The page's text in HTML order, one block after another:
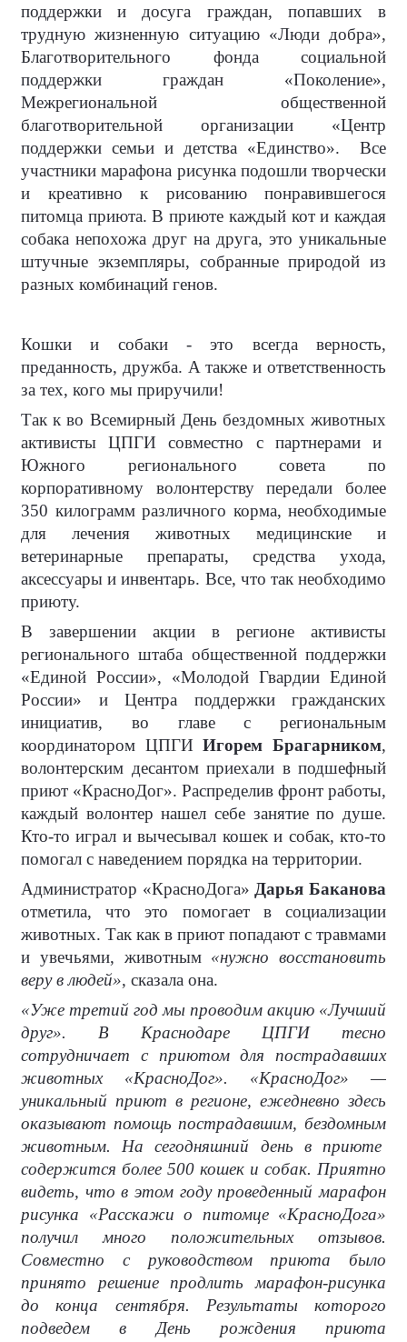
поддержки и досуга граждан, попавших в
трудную жизненную ситуацию «Люди добра»,
Благотворительного фонда социальной
поддержки граждан «Поколение»,
Межрегиональной общественной
благотворительной организации «Центр
поддержки семьи и детства «Единство».
Все
участники марафона рисунка подошли творчески
и креативно к рисованию понравившегося
питомца приюта. В приюте каждый кот и каждая
собака непохожа друг на друга, это уникальные
штучные экземпляры, собранные природой из
разных комбинаций генов.
Кошки и собаки - это всегда верность,
преданность, дружба. А также и ответственность
за тех, кого мы приручили!
Так к во Всемирный День бездомных животных
активисты ЦПГИ совместно с партнерами и
Южного регионального совета по
корпоративному волонтерству передали более
350 килограмм различного корма, необходимые
для лечения животных медицинские и
ветеринарные препараты, средства ухода,
аксессуары и инвентарь. Все, что так необходимо
приюту.
В завершении акции в регионе активисты
регионального штаба общественной поддержки
«Единой России», «Молодой Гвардии Единой
России» и Центра поддержки гражданских
инициатив, во главе с региональным
координатором ЦПГИИгорем Брагарником,
волонтерским десантом приехали в подшефный
приют «КрасноДог». Распределив фронт работы,
каждый волонтер нашел себе занятие по душе.
Кто-то играл и вычесывал кошек и собак, кто-то
помогал с наведением порядка на территории.
Администратор «КрасноДога»Дарья Баканова
отметила, что это помогает в социализации
животных. Так как в приют попадают с травмами
и увечьями, животным «нужно восстановить
веру в людей», сказала она.
«Уже третий год мы проводим акцию «Лучший
друг». В Краснодаре ЦПГИ тесно
сотрудничает с приютом для пострадавших
животных «КрасноДог». «КрасноДог» —
уникальный приют в регионе, ежедневно здесь
оказывают помощь пострадавшим, бездомным
животным. На сегодняшний день в приюте
содержится более 500 кошек и собак. Приятно
видеть, что в этом году проведенный марафон
рисунка «Расскажи о питомце «КрасноДога»
получил много положительных отзывов.
Совместно с руководством приюта было
принято решение продлить марафон-рисунка
до конца сентября. Результаты которого
подведем в День рождения приюта